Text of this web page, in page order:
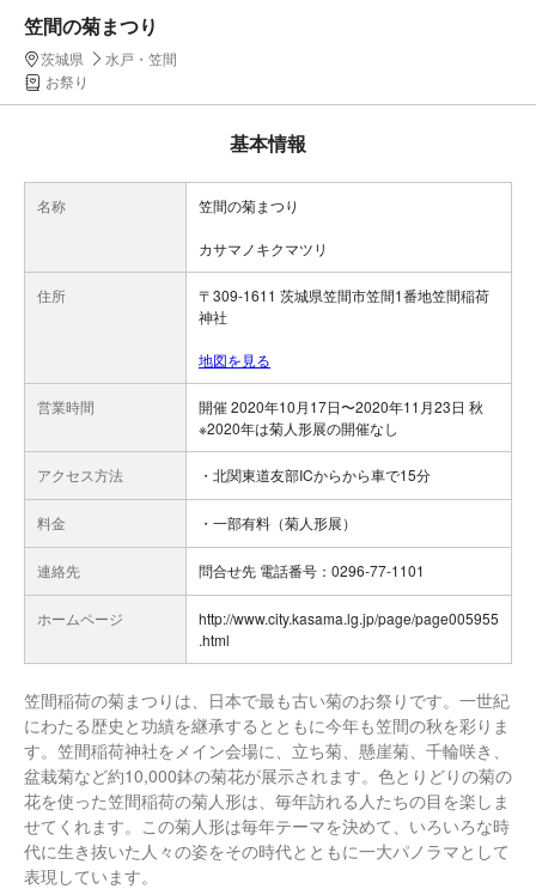
笠間の菊まつり
茨城県
水戸・笠間
お祭り
基本情報
名称 笠間の菊まつり
カサマノキクマツリ
住所
〒309-1611 茨城県笠間市笠間1番地笠間稲荷
神社
地図を見る
営業時間
開催 2020年10月17日〜2020年11月23日 秋
※2020年は菊人形展の開催なし
アクセス方法 ・北関東道友部ICからから車で15分
料金 ・一部有料（菊人形展）
連絡先 問合せ先 電話番号：0296-77-1101
ホームページ
http://www.city.kasama.lg.jp/page/page005955
.html
笠間稲荷の菊まつりは、日本で最も古い菊のお祭りです。一世紀
にわたる歴史と功績を継承するとともに今年も笠間の秋を彩りま
す。笠間稲荷神社をメイン会場に、立ち菊、懸崖菊、千輪咲き、
盆栽菊など約10,000鉢の菊花が展示されます。色とりどりの菊の
花を使った笠間稲荷の菊人形は、毎年訪れる人たちの目を楽しま
せてくれます。この菊人形は毎年テーマを決めて、いろいろな時
代に生き抜いた人々の姿をその時代とともに一大パノラマとして
表現しています。